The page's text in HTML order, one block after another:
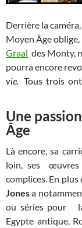
Derrière la caméra,
Moyen Âge
Graal des Monty,
pourra encore
vie. Tous trois ont
Une
Âge
Là encore, sa
loin, ses
complices. En plus
Jonesa
ou séries pour
Egypte antique,